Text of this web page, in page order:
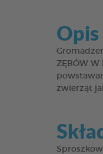
Opis
ZĘBÓW
zwierząt